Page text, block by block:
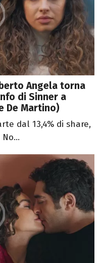
Angela torna
di Sinner a
De Martino)
dal 13,4% di share,